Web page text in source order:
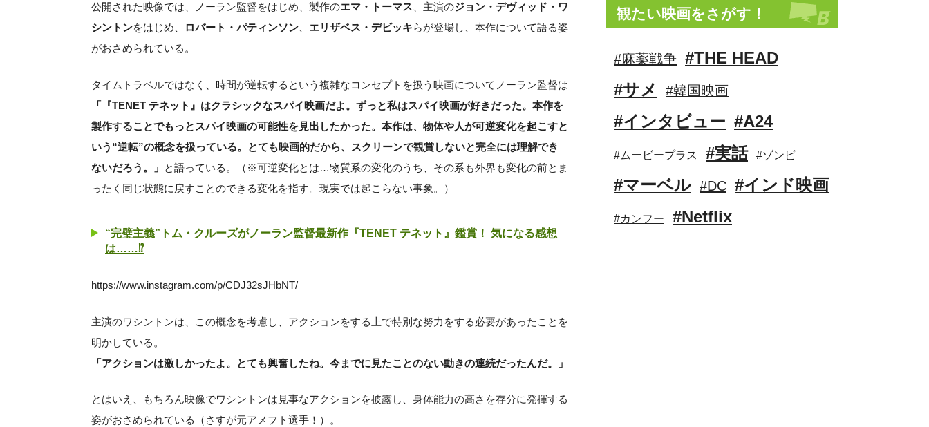
公開された映像では、ノーラン監督をはじめ、製作のエマ・トーマス 、主演のジョン・デヴィッド・ワ
シントンをはじめ、 ロバート・パティンソン エリザベス・デビッキらが登場し、本作について語る姿
がおさめられている。
タイムトラベルではなく、時間が逆転するという複雑なコンセプトを扱う映画についてノーラン監督は
「『TENET テネット』はクラシックなスパイ映画だよ。ずっと私はスパイ映画が好きだった。本作を
製作することでもっとスパイ映画の可能性を見出したかった。本作は、物体や人が可逆変化を起こすと
いう“逆転”の概念を扱っている。とても映画的だから、スクリーンで観賞しないと完全には理解でき
ないだろう。」 と語っている。（※可逆変化とは…物質系の変化のうち、その系も外界も変化の前とま
ったく同じ状態に戻すことのできる変化を指す。現実では起こらない事象。）
“完璧主義”トム・クルーズがノーラン監督最新作『TENET テネット』鑑賞！ 気になる感想
は……⁉
https://www.instagram.com/p/CDJ32sJHbNT/
主演のワシントンは、この概念を考慮し、アクションをする上で特別な努力をする必要があったことを
明かしている。
「アクションは激しかったよ。とても興奮したね。今までに見たことのない動きの連続だったんだ。」
とはいえ、もちろん映像でワシントンは見事なアクションを披露し、身体能力の高さを存分に発揮する
姿がおさめられている（さすが元アメフト選手！）。
観たい映画をさがす！
#麻薬戦争 #THE HEAD
#サメ
#韓国映画
#インタビュー #A24
#ムービープラス #実話 #ゾンビ
#マーベル #DC #インド映画
#カンフー #Netflix